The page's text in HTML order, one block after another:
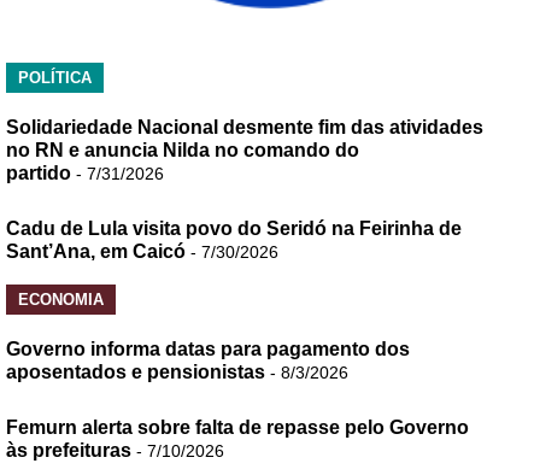
POLÍTICA
Solidariedade Nacional desmente fim das atividades
no RN e anuncia Nilda no comando do
partido - 7/31/2026
Cadu de Lula visita povo do Seridó na Feirinha de
Sant’Ana, em Caicó - 7/30/2026
ECONOMIA
Governo informa datas para pagamento dos
aposentados e pensionistas - 8/3/2026
Femurn alerta sobre falta de repasse pelo Governo
às prefeituras - 7/10/2026